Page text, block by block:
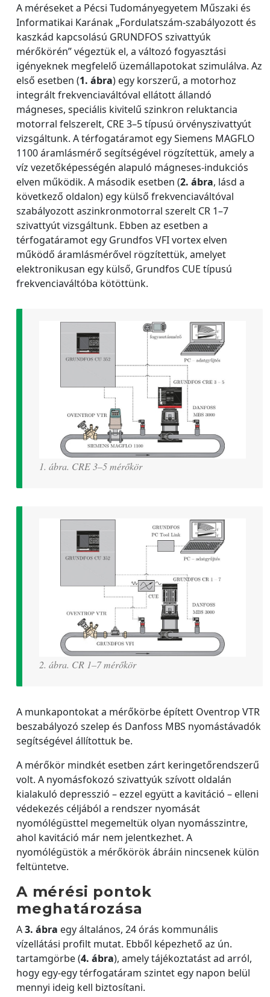
A méréseket a Pécsi Tudományegyetem Műszaki és
Informatikai Karának „Fordulatszám-szabályozott és
kaszkád kapcsolású GRUNDFOS szivattyúk
mérőkörén” végeztük el, a változó fogyasztási
igényeknek megfelelő üzemállapotokat szimulálva. Az
első esetben (1. ábra) egy korszerű, a motorhoz
integrált frekvenciaváltóval ellátott állandó
mágneses, speciális kivitelű szinkron reluktancia
motorral felszerelt, CRE 3–5 típusú örvényszivattyút
vizsgáltunk. A térfogatáramot egy Siemens MAGFLO
1100 áramlásmérő segítségével rögzítettük, amely a
víz vezetőképességén alapuló mágneses-indukciós
elven működik. A második esetben (2. ábra, lásd a
következő oldalon) egy külső frekvenciaváltóval
szabályozott aszinkronmotorral szerelt CR 1–7
szivattyút vizsgáltunk. Ebben az esetben a
térfogatáramot egy Grundfos VFI vortex elven
működő áramlásmérővel rögzítettük, amelyet
elektronikusan egy külső, Grundfos CUE típusú
frekvenciaváltóba kötöttünk.
1. ábra. CRE 3–5 mérőkör
2. ábra. CR 1–7 mérőkör
A munkapontokat a mérőkörbe épített Oventrop VTR
beszabályozó szelep és Danfoss MBS nyomástávadók
segítségével állítottuk be.
A mérőkör mindkét esetben zárt keringetőrendszerű
volt. A nyomásfokozó szivattyúk szívott oldalán
kialakuló depresszió – ezzel együtt a kavitáció – elleni
védekezés céljából a rendszer nyomását
nyomólégüsttel megemeltük olyan nyomásszintre,
ahol kavitáció már nem jelentkezhet. A
nyomólégüstök a mérőkörök ábráin nincsenek külön
feltüntetve.
A mérési pontok
meghatározása
A3. ábra egy általános, 24 órás kommunális
vízellátási profilt mutat. Ebből képezhető az ún.
tartamgörbe (4. ábra), amely tájékoztatást ad arról,
hogy egy-egy térfogatáram szintet egy napon belül
mennyi ideig kell biztosítani.